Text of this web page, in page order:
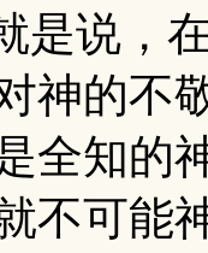
说，在
神的不
全知的
不可能